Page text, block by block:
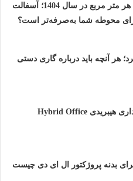
هزینه آسفالت هر متر مربع در سال 1404؛ آسفالت
برای محوطه شما به‌صرفه‌تر است؟
هر آنچه باید درباره گاری دستی
آینده مبلمان اداری هیبریدی Hybrid Office
بدنه پروژکتور ال ای دی چیست